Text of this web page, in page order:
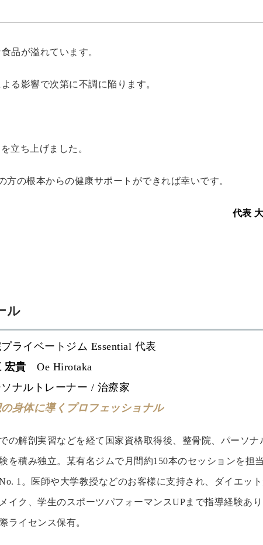
品が溢れています。
る影響で次第に不調に陥ります。
立ち上げました。
の根本からの健康サポートができれば幸いです。
代表
ル
ライベートジム Essential 代表
宏貴 Oe Hirotaka
ナルトレーナー / 治療家
身体に導くプロフェッショナル
の解剖実習などを経て国家資格取得後、整骨院、パーソナ
を積み独立。某有名ジムで月間約150本のセッションを担
1。医師や大学教授などのお客様に支持され、ダイエッ
イク、学生のスポーツパフォーマンスUPまで指導経験あ
ライセンス保有。